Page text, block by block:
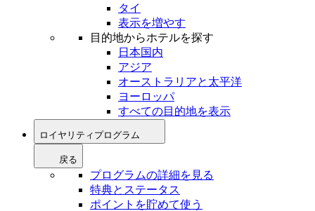
タイ
表示を増やす
目的地からホテルを探す
日本国内
アジア
オーストラリアと太平洋
ヨーロッパ
すべての目的地を表示
ロイヤリティプログラム
戻る
プログラムの詳細を見る
特典とステータス
ポイントを貯めて使う